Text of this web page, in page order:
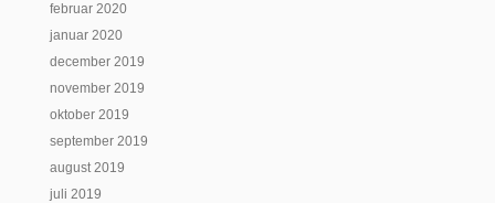
februar 2020
januar 2020
december 2019
november 2019
oktober 2019
september 2019
august 2019
juli 2019